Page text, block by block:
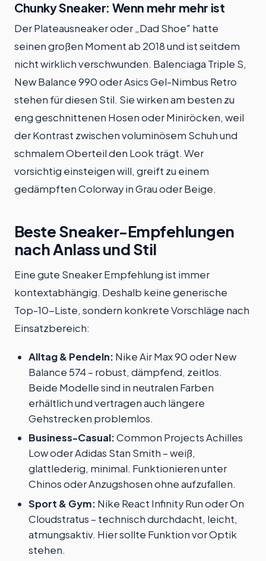
Chunky Sneaker: Wenn mehr mehr ist
Der Plateausneaker oder „Dad Shoe" hatte
seinen großen Moment ab 2018 und ist seitdem
nicht wirklich verschwunden. Balenciaga Triple S,
New Balance 990 oder Asics Gel-Nimbus Retro
stehen für diesen Stil. Sie wirken am besten zu
eng geschnittenen Hosen oder Miniröcken, weil
der Kontrast zwischen voluminösem Schuh und
schmalem Oberteil den Look trägt. Wer
vorsichtig einsteigen will, greift zu einem
gedämpften Colorway in Grau oder Beige.
Beste Sneaker-Empfehlungen
nach Anlass und Stil
Eine gute Sneaker Empfehlung ist immer
kontextabhängig. Deshalb keine generische
Top-10-Liste, sondern konkrete Vorschläge nach
Einsatzbereich:
Alltag & Pendeln: Nike Air Max 90 oder New
Balance 574 – robust, dämpfend, zeitlos.
Beide Modelle sind in neutralen Farben
erhältlich und vertragen auch längere
Gehstrecken problemlos.
Business-Casual:Common Projects Achilles
Low oder Adidas Stan Smith – weiß,
glattlederig, minimal. Funktionieren unter
Chinos oder Anzugshosen ohne aufzufallen.
Sport & Gym: Nike React Infinity Run oder On
Cloudstratus – technisch durchdacht, leicht,
atmungsaktiv. Hier sollte Funktion vor Optik
stehen.